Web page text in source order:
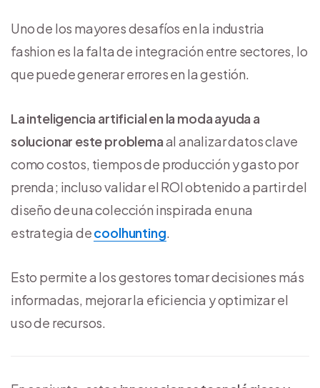
Uno de los mayores desafíos en la industria
fashion es la falta de integración entre sectores, lo
que puede generar errores en la gestión.
La inteligencia artificial en la moda ayuda a
solucionar este problemaal analizar datos clave
como costos, tiempos de producción y gasto por
prenda; incluso validar el ROI obtenido a partir del
diseño de una colección inspirada en una
estrategia decoolhunting.
Esto permite a los gestores tomar decisiones más
informadas, mejorar la eficiencia y optimizar el
uso de recursos.